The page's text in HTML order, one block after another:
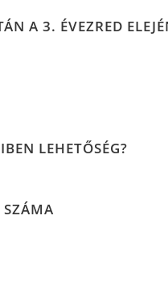
A 3. ÉVEZRED
LEHETŐSÉG?
SZÁMA